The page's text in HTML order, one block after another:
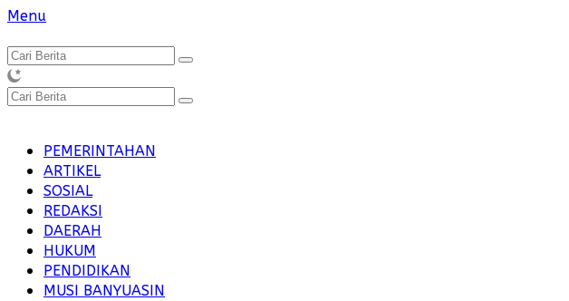
Langsung
konten
Menu
PEMERINTAHAN
ARTIKEL
SOSIAL
REDAKSI
DAERAH
HUKUM
PENDIDIKAN
MUSI BANYUASIN